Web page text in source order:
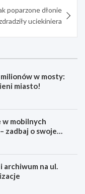
poparzone dłonie
uciekiniera
w mosty:
miasto!
w mobilnych
zadbaj o swoje
archiwum na ul.